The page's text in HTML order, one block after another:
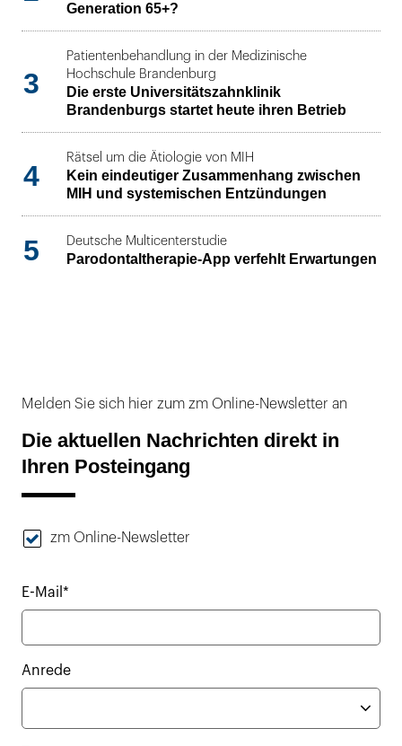
Generation 65+?
3
Patientenbehandlung in der Medizinische
Hochschule Brandenburg
Die erste Universitätszahnklinik
Brandenburgs startet heute ihren Betrieb
4
Rätsel um die Ätiologie von MIH
Kein eindeutiger Zusammenhang zwischen
MIH und systemischen Entzündungen
5 Deutsche Multicenterstudie
Parodontaltherapie-App verfehlt Erwartungen
Melden Sie sich hier zum zm Online-Newsletter an
Die aktuellen Nachrichten direkt in
Ihren Posteingang
zm Online-Newsletter
E-Mail*
Anrede